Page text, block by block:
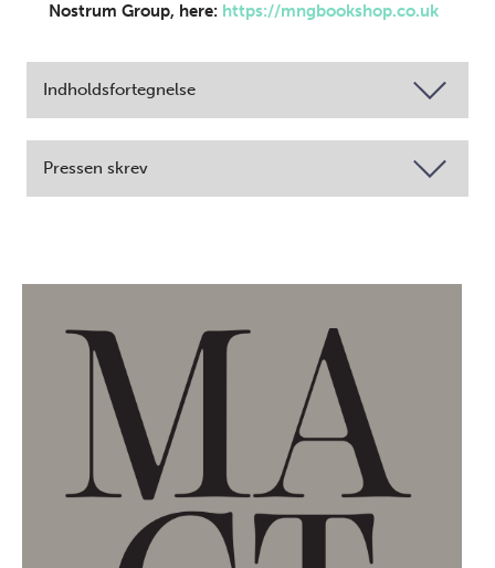
Nostrum Group, here: https://mngbookshop.co.uk
Indholdsfortegnelse
Pressen skrev